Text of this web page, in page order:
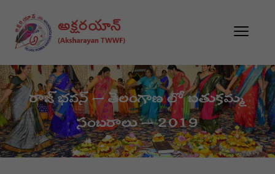
రాజ్ భవన్ – తెలంగాణ లో బతుకమ్మ
సంబరాలు – 2019